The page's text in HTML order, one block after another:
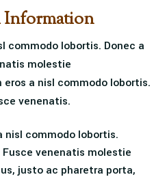
Information
commodo lobortis. Donec a
molestie
a nisl commodo lobortis.
venenatis.
nisl commodo lobortis.
venenatis molestie
justo ac pharetra porta,